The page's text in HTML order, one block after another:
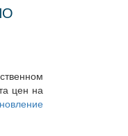
цен на